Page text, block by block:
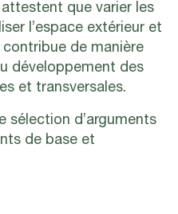
que varier les
l’espace extérieur et
contribue de manière
développement des
et transversales.
sélection d’arguments
de base et